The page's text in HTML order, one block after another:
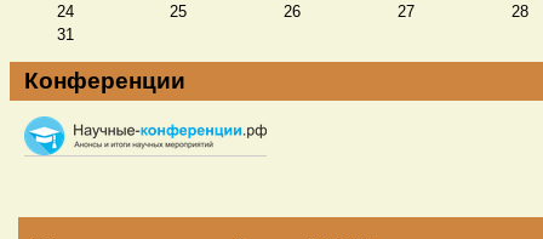
24
25 26 27
28
31
Конференции